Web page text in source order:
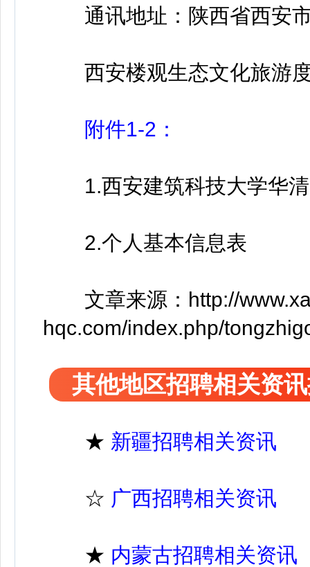
通讯地址：陕西省西安市
西安楼观生态文化旅游度
附件1-2：
1.西安建筑科技大学华清
2.个人基本信息表
文章来源：http://
hqc.com/index.php/
其他地区招聘相关资
★ 新疆招聘相关资讯
☆ 广西招聘相关资讯
★ 内蒙古招聘相关资讯